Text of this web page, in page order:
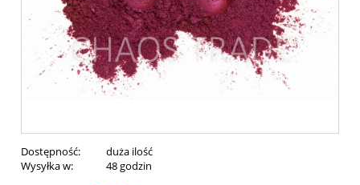
Dostępność:
duża ilość
Wysyłka w:
48 godzin